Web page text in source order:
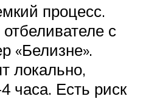
процесс.
с
«Белизне».
локально,
часа. Есть риск